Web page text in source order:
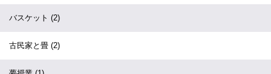
バスケット (2)
古民家と畳 (2)